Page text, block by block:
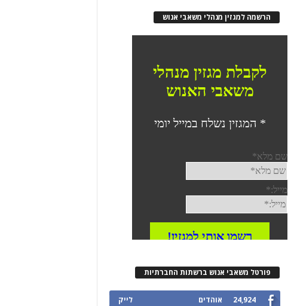
הרשמה למגזין מנהלי משאבי אנוש
פורטל משאבי אנוש ברשתות החברתיות
24,924 אוהדים לייק